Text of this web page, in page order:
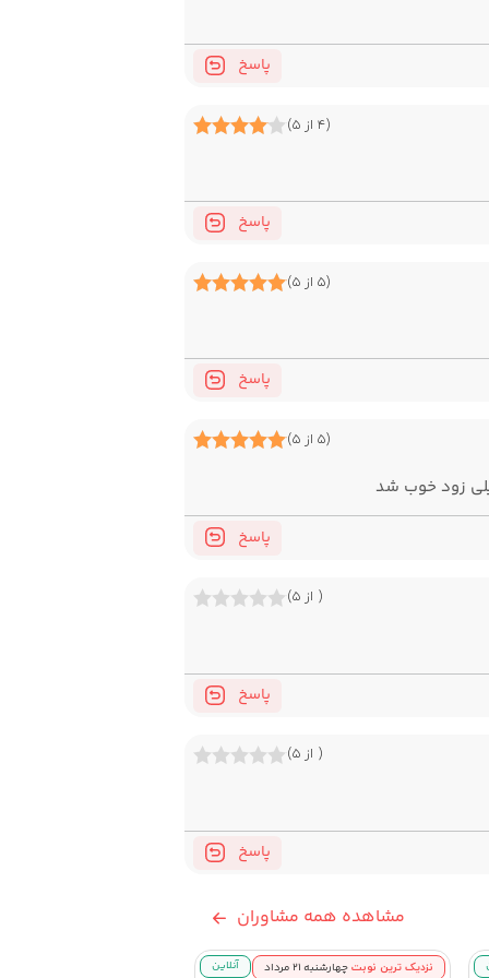
پاسخ
(۴ از ۵)
پاسخ
(۵ از ۵)
پاسخ
(۵ از ۵)
زود خوب شد
پاسخ
( از ۵)
پاسخ
( از ۵)
پاسخ
مشاهده همه مشاوران
آنلاین
نزدیک ترین نوبتچهارشنبه ۲۱ مرداد